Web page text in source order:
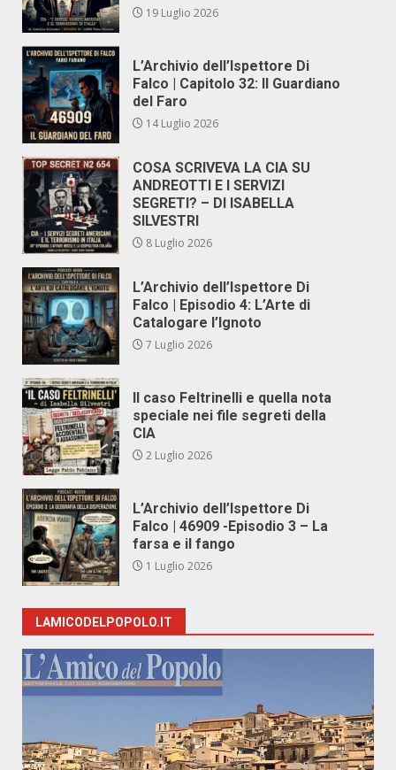
19 Luglio 2026
L’Archivio dell’Ispettore Di
Falco | Capitolo 32: Il Guardiano
del Faro
14 Luglio 2026
COSA SCRIVEVA LA CIA SU
ANDREOTTI E I SERVIZI
SEGRETI? – DI ISABELLA
SILVESTRI
8 Luglio 2026
L’Archivio dell’Ispettore Di
Falco | Episodio 4: L’Arte di
Catalogare l’Ignoto
7 Luglio 2026
Il caso Feltrinelli e quella nota
speciale nei file segreti della
CIA
2 Luglio 2026
L’Archivio dell’Ispettore Di
Falco | 46909 -Episodio 3 – La
farsa e il fango
1 Luglio 2026
LAMICODELPOPOLO.IT